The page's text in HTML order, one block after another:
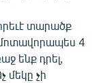
տարածք
մոտավորապես 4
ենք դրել,
մեկը չի